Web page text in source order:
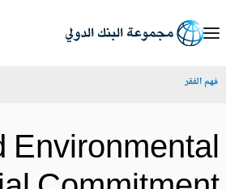
الفقر